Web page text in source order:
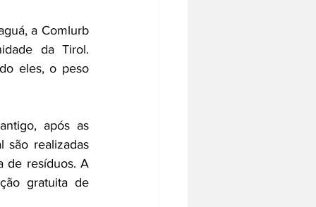
a Comlurb
da Tirol.
eles, o peso
após as
são realizadas
de resíduos. A
gratuita de